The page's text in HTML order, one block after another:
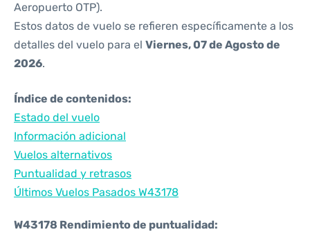
Aeropuerto OTP).
Estos datos de vuelo se refieren específicamente a los
detalles del vuelo para el Viernes, 07 de Agosto de
2026.
Índice de contenidos:
Estado del vuelo
Información adicional
Vuelos alternativos
Puntualidad y retrasos
Últimos Vuelos Pasados W43178
W43178 Rendimiento de puntualidad: